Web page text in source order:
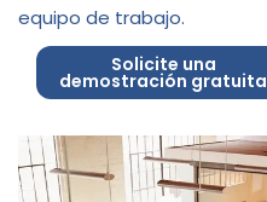
equipo de trabajo.
Solicite una
demostración gratuita